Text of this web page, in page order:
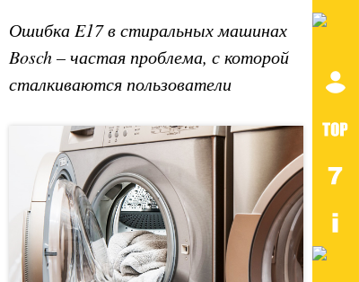
Ошибка E17 в стиральных машинах
Bosch – частая проблема, с которой
сталкиваются пользователи